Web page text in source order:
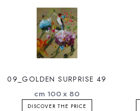
09_GOLDEN SURPRISE 49
cm 100 x 80
DISCOVER THE PRICE